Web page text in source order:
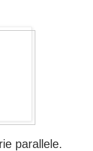
parallele.